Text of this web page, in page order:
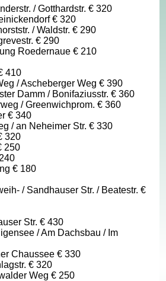
/ Gotthardstr. € 320
€ 320
/ Waldstr. € 290
€ 290
Roedernaue € 210
410
/ Ascheberger Weg € 390
Damm / Bonifaziusstr. € 360
/ Greenwichprom. € 360
€ 340
/ an Neheimer Str. € 330
320
250
€ 180
/ Sandhauser Str. / Beatestr. €
Str. € 430
/ Am Dachsbau / Im
Chaussee € 330
€ 320
Weg € 250